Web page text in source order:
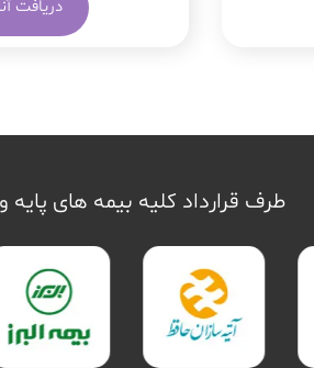
دریافت
طرف قرارداد کلیه بیمه های